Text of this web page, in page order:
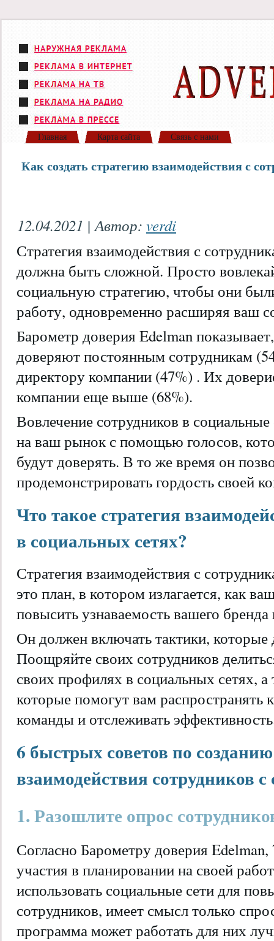
Главная Карта сайта Связь с нами
Как создать стратегию взаимодействия с
12.04.2021 | Автор: verdi
Стратегия взаимодействия с
должна быть сложной. Просто
социальную стратегию, чтобы они
работу, одновременно расширяя ваш
Барометр доверия Edelman
доверяют постоянным сотрудникам
директору компании (47%) . Их
компании еще выше (68%).
Вовлечение сотрудников в
на ваш рынок с помощью голосов,
будут доверять. В то же время он
продемонстрировать гордость своей
Что такое стратегия
в социальных сетях?
Стратегия взаимодействия с
это план, в котором излагается, как
повысить узнаваемость вашего
Он должен включать тактики,
Поощряйте своих сотрудников
своих профилях в социальных сетях,
которые помогут вам распространять
команды и отслеживать
6 быстрых советов по
взаимодействия сотрудников
1. Разошлите опрос
Согласно Барометру доверия
участия в планировании на своей
использовать социальные сети для
сотрудников, имеет смысл только
программа может работать для них